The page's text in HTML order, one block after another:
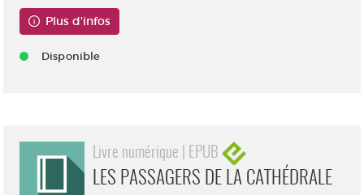
Plus d'infos
Disponible
Livre numérique | EPUB
LES PASSAGERS DE LA CATHÉDRALE